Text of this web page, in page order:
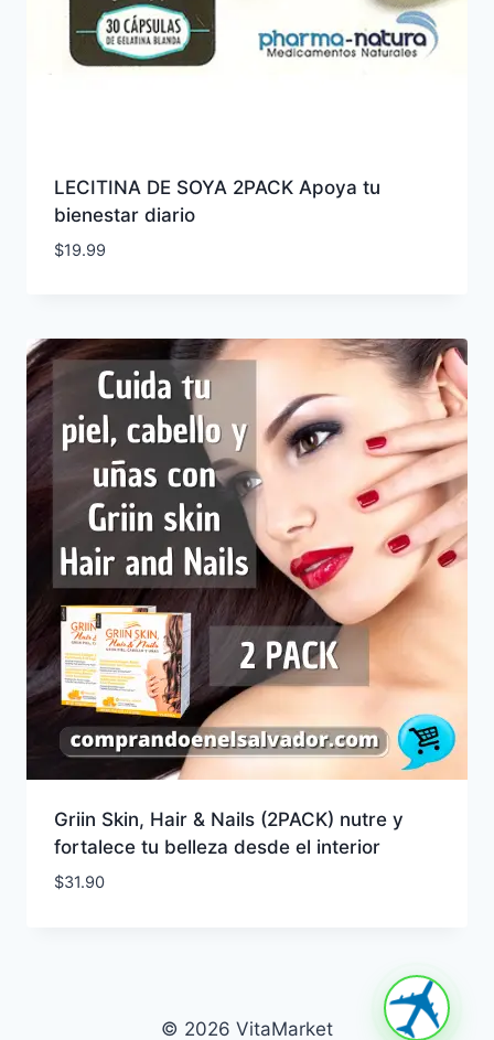
LECITINA DE SOYA 2PACK Apoya tu
bienestar diario
$19.99
Griin Skin, Hair & Nails (2PACK) nutre y
fortalece tu belleza desde el interior
$31.90
© 2026 VitaMarket